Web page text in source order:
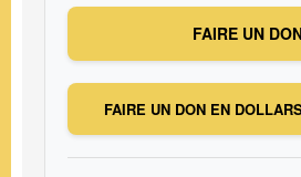
FAIRE UN
FAIRE UN DON EN